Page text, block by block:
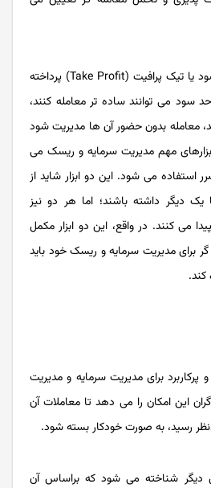
در این مقاله به شرح حد سود یا تیک پرافیت (Take Profit) پرداخته
سود می توانند ساده تر معامله کنند،
معامله بدون حضور آن ها مدیریت شود
مهم مدیریت سرمایه و ریسک می
استفاده می شود. این دو ابزار شاید از
یک دیگر داشته باشند؛ اما هر دو نیز
می کنند. در واقع، این دو ابزار مکمل
برای مدیریت سرمایه و ریسک خود باید
کند.
برای مدیریت سرمایه و مدیریت
این امکان را می دهد تا معاملات آن
رسید، به صورت خودکار بسته شود.
دیگر شناخته می شود که براساس آن